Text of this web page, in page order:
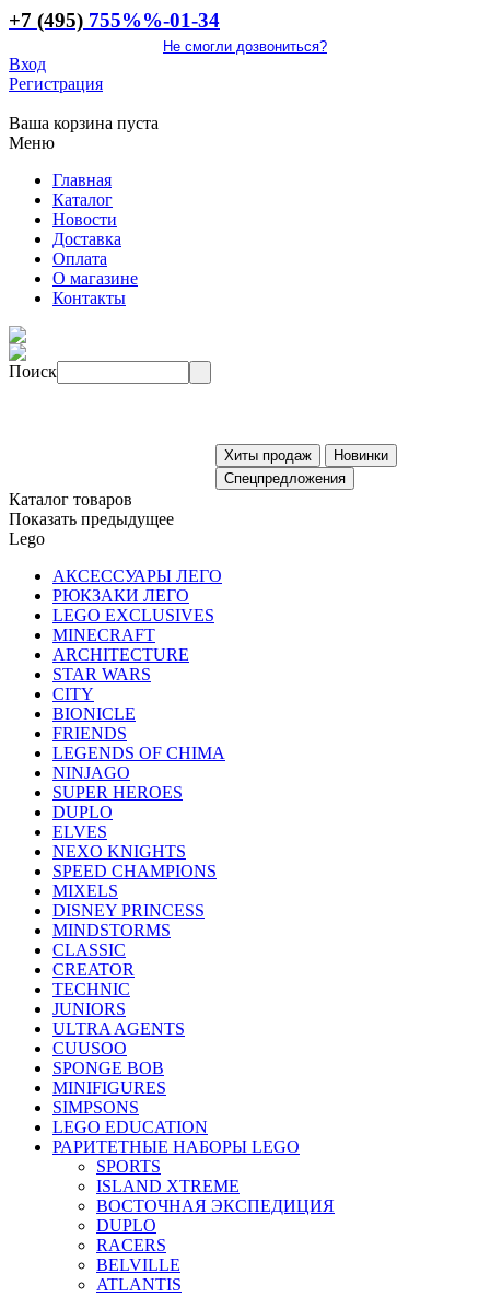
+7 (495) 755%%-01-34
Не смогли дозвониться?
Вход
Регистрация
Ваша корзина пуста
Меню
Главная
Каталог
Новости
Доставка
Оплата
О магазине
Контакты
Поиск
Каталог товаров
Показать предыдущее
Lego
АКСЕССУАРЫ ЛЕГО
РЮКЗАКИ ЛЕГО
LEGO EXCLUSIVES
MINECRAFT
ARCHITECTURE
STAR WARS
CITY
BIONICLE
FRIENDS
LEGENDS OF CHIMA
NINJAGO
SUPER HEROES
DUPLO
ELVES
NEXO KNIGHTS
SPEED CHAMPIONS
MIXELS
DISNEY PRINCESS
MINDSTORMS
CLASSIC
CREATOR
TECHNIC
JUNIORS
ULTRA AGENTS
CUUSOO
SPONGE BOB
MINIFIGURES
SIMPSONS
LEGO EDUCATION
РАРИТЕТНЫЕ НАБОРЫ LEGO
SPORTS
ISLAND XTREME
ВОСТОЧНАЯ ЭКСПЕДИЦИЯ
DUPLO
RACERS
BELVILLE
ATLANTIS